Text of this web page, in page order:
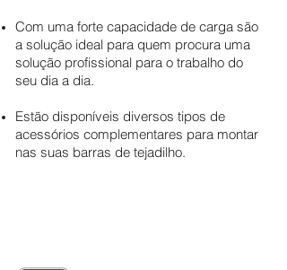
Com uma forte capacidade de carga são
a solução ideal para quem procura uma
solução profissional para o trabalho do
seu dia a dia.
Estão disponíveis diversos tipos de
acessórios complementares para montar
nas suas barras de tejadilho.